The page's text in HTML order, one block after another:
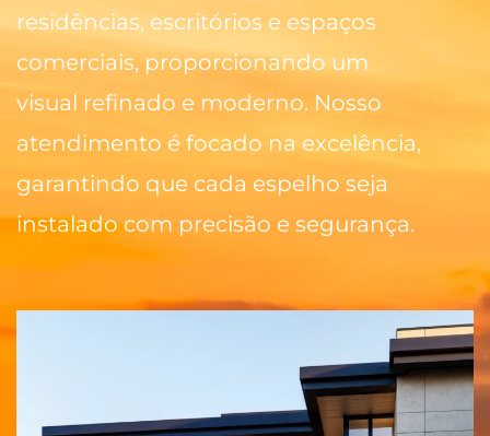
residências, escritórios e espaços
comerciais, proporcionando um
visual refinado e moderno. Nosso
atendimento é focado na excelência,
garantindo que cada espelho seja
instalado com precisão e segurança.